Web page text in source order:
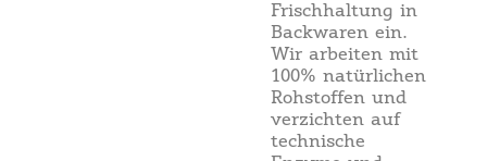
Frischhaltung in
Backwaren ein.
Wir arbeiten mit
100% natürlichen
Rohstoffen und
verzichten auf
technische